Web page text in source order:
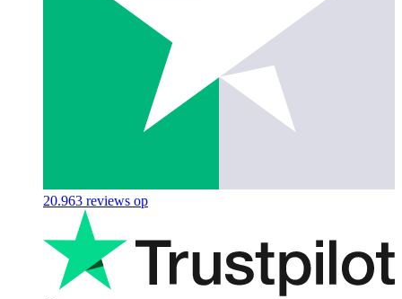
20.963 reviews op